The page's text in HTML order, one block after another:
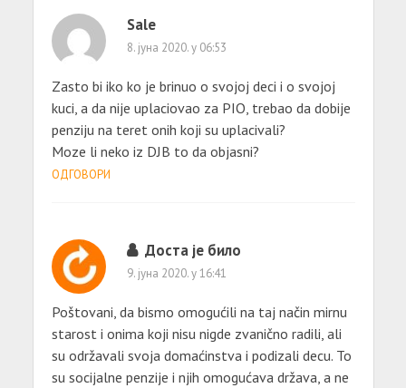
Sale
8. јуна 2020. у 06:53
Zasto bi iko ko je brinuo o svojoj deci i o svojoj
kuci, a da nije uplaciovao za PIO, trebao da dobije
penziju na teret onih koji su uplacivali?
Moze li neko iz DJB to da objasni?
ОДГОВОРИ
Доста је било
9. јуна 2020. у 16:41
Poštovani, da bismo omogućili na taj način mirnu
starost i onima koji nisu nigde zvanično radili, ali
su održavali svoja domaćinstva i podizali decu. To
su socijalne penzije i njih omogućava država, a ne